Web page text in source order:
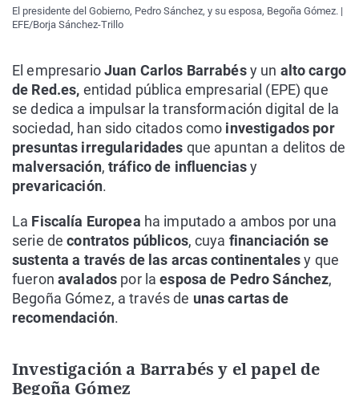
El presidente del Gobierno, Pedro Sánchez, y su esposa, Begoña Gómez. |
EFE/Borja Sánchez-Trillo
El empresarioJuan Carlos Barrabésy un alto cargo
de Red.es, entidad pública empresarial (EPE) que
se dedica a impulsar la transformación digital de la
sociedad, han sido citados como investigados por
presuntas irregularidades que apuntan a delitos de
malversación, tráfico de influenciasy
prevaricación.
La Fiscalía Europea ha imputado a ambos por una
serie decontratos públicos, cuya financiación se
sustenta a través de las arcas continentalesy que
fueron avalados por laesposa de Pedro Sánchez,
Begoña Gómez, a través de unas cartas de
recomendación.
Investigación a Barrabés y el papel de
Begoña Gómez